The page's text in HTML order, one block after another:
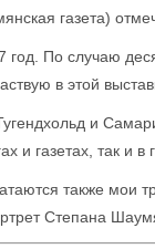
газета)
год. По случаю
в этой
и
и газетах, так и в
также мои
Степана